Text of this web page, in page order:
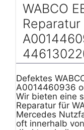
WABCO
Defektes
A0014460936
Wir bieten eine
Reparatur für
Mercedes
oft innerhalb